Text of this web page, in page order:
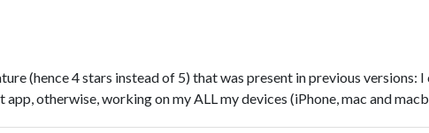
(hence 4 stars instead of 5) that was present in previous versions: I
otherwise, working on my ALL my devices (iPhone, mac and